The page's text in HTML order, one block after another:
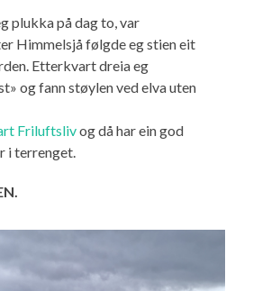
plukka på dag to, var
Himmelsjå følgde eg stien eit
Etterkvart dreia eg
og fann støylen ved elva uten
Friluftslivog då har ein god
i terrenget.